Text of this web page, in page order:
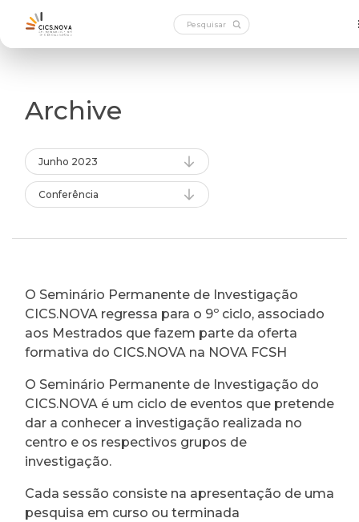
Archive
Junho 2023
Conferência
O Seminário Permanente de Investigação
CICS.NOVA regressa para o 9º ciclo, associado
aos Mestrados que fazem parte da oferta
formativa do CICS.NOVA na NOVA FCSH
O Seminário Permanente de Investigação do
CICS.NOVA é um ciclo de eventos que pretende
dar a conhecer a investigação realizada no
centro e os respectivos grupos de
investigação.
Cada sessão consiste na apresentação de uma
pesquisa em curso ou terminada